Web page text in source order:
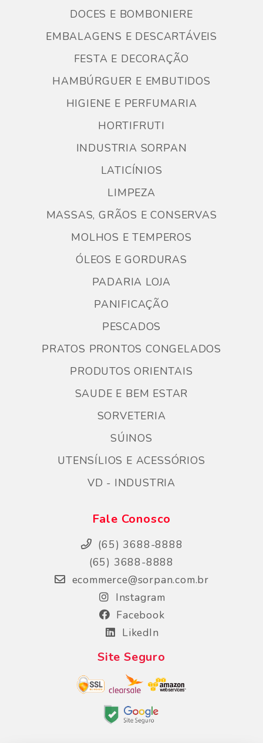
DOCES E BOMBONIERE
EMBALAGENS E DESCARTÁVEIS
FESTA E DECORAÇÃO
HAMBÚRGUER E EMBUTIDOS
HIGIENE E PERFUMARIA
HORTIFRUTI
INDUSTRIA SORPAN
LATICÍNIOS
LIMPEZA
MASSAS, GRÃOS E CONSERVAS
MOLHOS E TEMPEROS
ÓLEOS E GORDURAS
PADARIA LOJA
PANIFICAÇÃO
PESCADOS
PRATOS PRONTOS CONGELADOS
PRODUTOS ORIENTAIS
SAUDE E BEM ESTAR
SORVETERIA
SÚINOS
UTENSÍLIOS E ACESSÓRIOS
VD - INDUSTRIA
Fale Conosco
(65) 3688-8888
(65) 3688-8888
ecommerce@sorpan.com.br
Instagram
Facebook
LikedIn
Site Seguro